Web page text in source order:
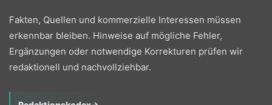
Fakten, Quellen und kommerzielle Interessen müssen
erkennbar bleiben. Hinweise auf mögliche Fehler,
Ergänzungen oder notwendige Korrekturen prüfen wir
redaktionell und nachvollziehbar.